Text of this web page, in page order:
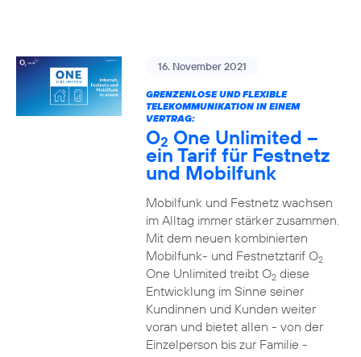
16. November 2021
GRENZENLOSE UND FLEXIBLE
TELEKOMMUNIKATION IN EINEM
VERTRAG:
O2 One Unlimited –
ein Tarif für Festnetz
und Mobilfunk
Mobilfunk und Festnetz wachsen
im Alltag immer stärker zusammen.
Mit dem neuen kombinierten
Mobilfunk- und Festnetztarif O2
One Unlimited treibt O2diese
Entwicklung im Sinne seiner
Kundinnen und Kunden weiter
voran und bietet allen - von der
Einzelperson bis zur Familie -